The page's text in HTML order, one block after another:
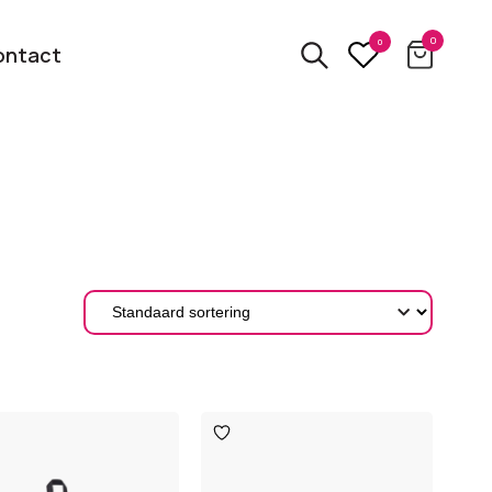
Eco
0 0
Toevoegen
aan